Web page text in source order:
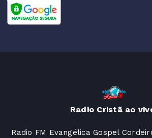
Radio Cristã ao
Radio FM Evangélica Gospel